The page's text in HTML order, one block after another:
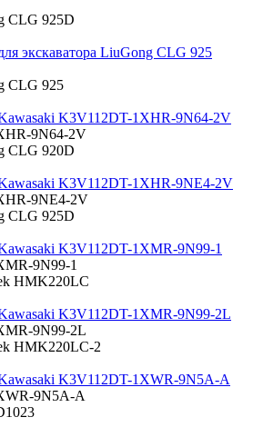
CLG 925D
экскаватора LiuGong CLG 925
CLG 925
K3V112DT-1XHR-9N64-2V
9N64-2V
CLG 920D
K3V112DT-1XHR-9NE4-2V
9NE4-2V
CLG 925D
K3V112DT-1XMR-9N99-1
9N99-1
HMK220LC
K3V112DT-1XMR-9N99-2L
9N99-2L
HMK220LC-2
K3V112DT-1XWR-9N5A-A
9N5A-A